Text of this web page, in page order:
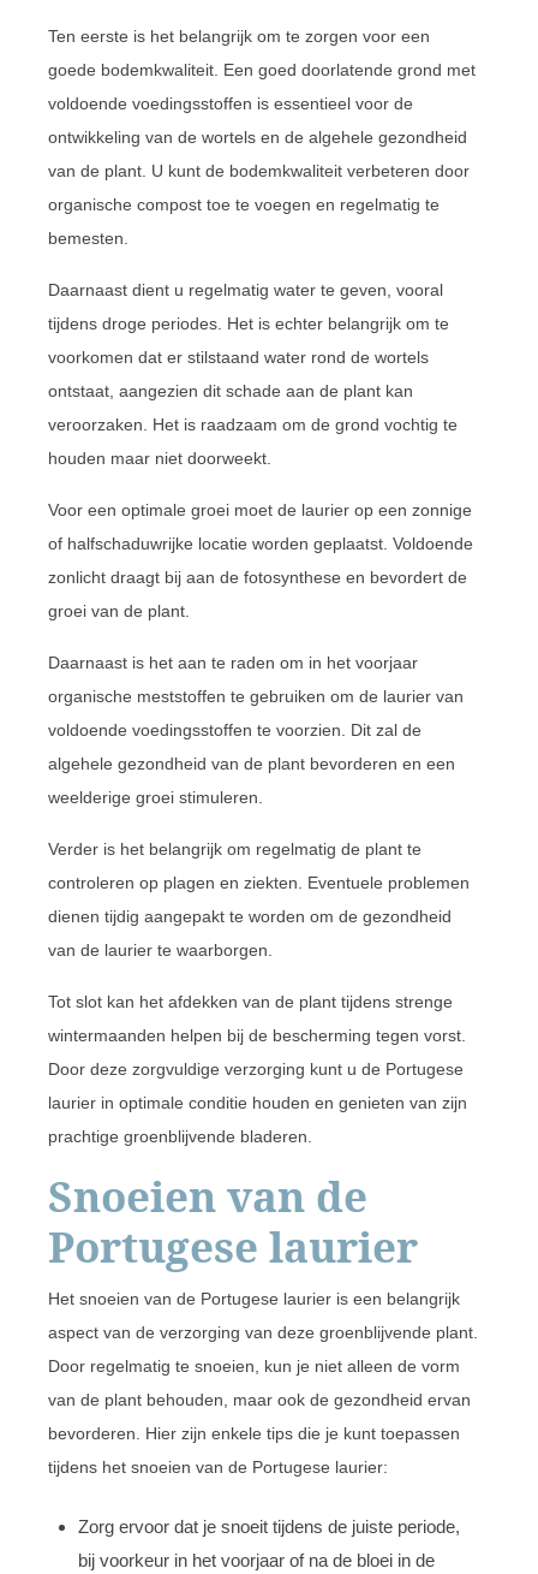
Ten eerste is het belangrijk om te zorgen voor een
goede bodemkwaliteit. Een goed doorlatende grond met
voldoende voedingsstoffen is essentieel voor de
ontwikkeling van de wortels en de algehele gezondheid
van de plant. U kunt de bodemkwaliteit verbeteren door
organische compost toe te voegen en regelmatig te
bemesten.
Daarnaast dient u regelmatig water te geven, vooral
tijdens droge periodes. Het is echter belangrijk om te
voorkomen dat er stilstaand water rond de wortels
ontstaat, aangezien dit schade aan de plant kan
veroorzaken. Het is raadzaam om de grond vochtig te
houden maar niet doorweekt.
Voor een optimale groei moet de laurier op een zonnige
of halfschaduwrijke locatie worden geplaatst. Voldoende
zonlicht draagt bij aan de fotosynthese en bevordert de
groei van de plant.
Daarnaast is het aan te raden om in het voorjaar
organische meststoffen te gebruiken om de laurier van
voldoende voedingsstoffen te voorzien. Dit zal de
algehele gezondheid van de plant bevorderen en een
weelderige groei stimuleren.
Verder is het belangrijk om regelmatig de plant te
controleren op plagen en ziekten. Eventuele problemen
dienen tijdig aangepakt te worden om de gezondheid
van de laurier te waarborgen.
Tot slot kan het afdekken van de plant tijdens strenge
wintermaanden helpen bij de bescherming tegen vorst.
Door deze zorgvuldige verzorging kunt u de Portugese
laurier in optimale conditie houden en genieten van zijn
prachtige groenblijvende bladeren.
Snoeien van de
Portugese laurier
Het snoeien van de Portugese laurier is een belangrijk
aspect van de verzorging van deze groenblijvende plant.
Door regelmatig te snoeien, kun je niet alleen de vorm
van de plant behouden, maar ook de gezondheid ervan
bevorderen. Hier zijn enkele tips die je kunt toepassen
tijdens het snoeien van de Portugese laurier:
Zorg ervoor dat je snoeit tijdens de juiste periode,
bij voorkeur in het voorjaar of na de bloei in de